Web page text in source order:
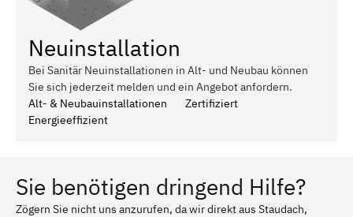
Neuinstallation
Bei Sanitär Neuinstallationen in Alt- und Neubau können
Sie sich jederzeit melden und ein Angebot anfordern.
Alt- & Neubauinstallationen
Zertifiziert
Energieeffizient
Sie benötigen dringend Hilfe?
Zögern Sie nicht uns anzurufen, da wir direkt aus Staudach,